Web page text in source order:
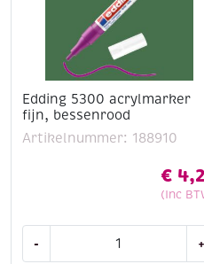
Edding 5300 acrylmarker
fijn, bessenrood
Artikelnummer: 188910
€
(Inc
- +